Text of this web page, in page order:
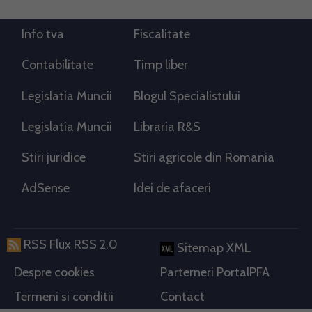
Info tva Fiscalitate
Contabilitate Timp liber
Legislatia Muncii Blogul Specialistului
Legislatia Muncii Libraria R&S
Stiri juridice Stiri agricole din Romania
AdSense Idei de afaceri
RSS Flux RSS 2.0
Sitemap XML
Despre cookies
Parterneri PortalPFA
Termeni si conditii
Contact